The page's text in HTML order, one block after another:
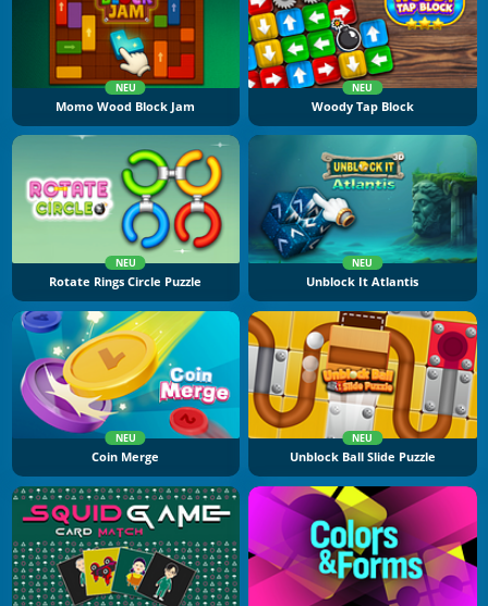
NEU
Momo Wood Block Jam
NEU
Woody Tap Block
NEU
Rotate Rings Circle Puzzle
NEU
Unblock It Atlantis
NEU
Coin Merge
NEU
Unblock Ball Slide Puzzle